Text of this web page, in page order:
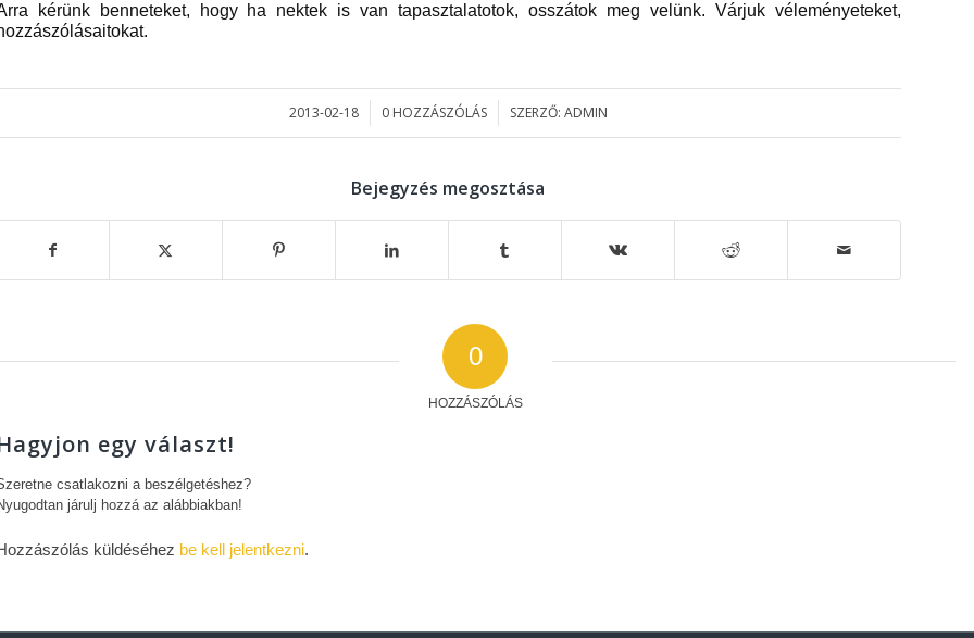
kérünk benneteket, hogy ha nektek is van tapasztalatotok, osszátok meg velünk. Várjuk véleményeteket,
2013-02-18
/ 0 HOZZÁSZÓLÁS
/ SZERZŐ: ADMIN
Bejegyzés megosztása
0
HOZZÁSZÓLÁS
egy választ!
csatlakozni a beszélgetéshez?
járulj hozzá az alábbiakban!
küldéséhez be kell jelentkezni.